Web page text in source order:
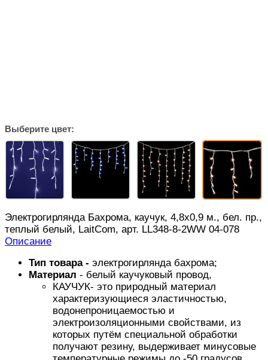
Выберите цвет:
Электрогирлянда Бахрома, каучук, 4,8х0,9 м., бел. пр.,
теплый белый, LaitCom, арт. LL348-8-2WW 04-078
Описание
Тип товара - электрогирлянда бахрома;
Материал - белый каучуковый провод,
КАУЧУК- это природный материал
характеризующиеся эластичностью,
водонепроницаемостью и
электроизоляционными свойствами, из
которых путём специальной обработки
получают резину, выдерживает минусовые